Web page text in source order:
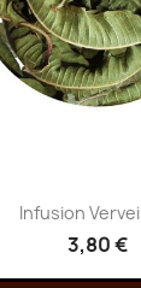
Infusion
3,80 €